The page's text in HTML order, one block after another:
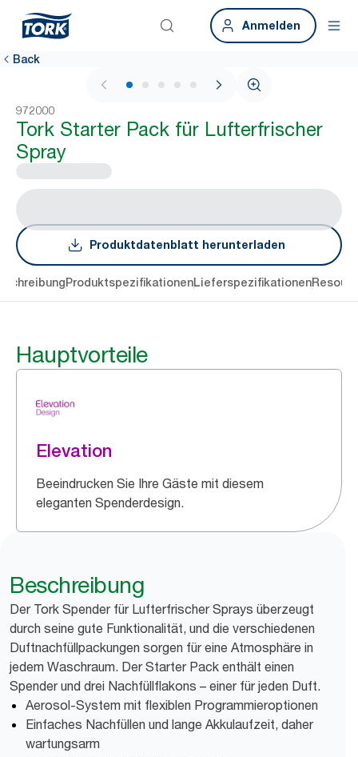
Anmelden
Back
1 / 5
972000
Tork Starter Pack für Lufterfrischer
Spray
Produktdatenblatt herunterladen
ProduktspezifikationenLieferspezifikationen
Hauptvorteile
Elevation
Beeindrucken Sie Ihre Gäste mit diesem
eleganten Spenderdesign.
Beschreibung
Der Tork Spender für Lufterfrischer Sprays überzeugt
durch seine gute Funktionalität, und die verschiedenen
Duftnachfüllpackungen sorgen für eine Atmosphäre in
jedem Waschraum. Der Starter Pack enthält einen
Spender und drei Nachfüllflakons – einer für jeden Duft.
Aerosol-System mit flexiblen Programmieroptionen
Einfaches Nachfüllen und lange Akkulaufzeit, daher
wartungsarm